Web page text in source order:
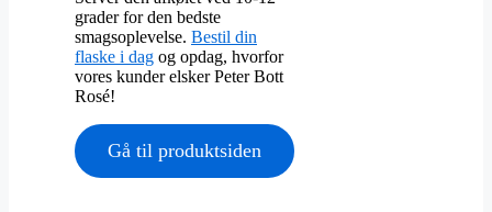
grader for den bedste
smagsoplevelse. Bestil din
flaske i dag og opdag, hvorfor
vores kunder elsker Peter Bott
Rosé!
Gå til produktsiden